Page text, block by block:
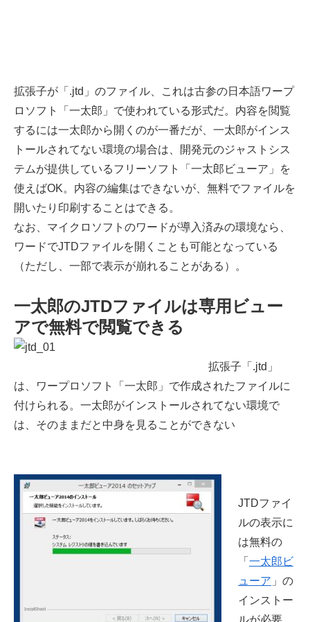
拡張子が「.jtd」のファイル、これは古参の日本語ワープ
ロソフト「一太郎」で使われている形式だ。内容を閲覧
するには一太郎から開くのが一番だが、一太郎がインス
トールされてない環境の場合は、開発元のジャストシス
テムが提供しているフリーソフト「一太郎ビューア」を
使えばOK。内容の編集はできないが、無料でファイルを
開いたり印刷することはできる。
なお、マイクロソフトのワードが導入済みの環境なら、
ワードでJTDファイルを開くことも可能となっている
（ただし、一部で表示が崩れることがある）。
一太郎のJTDファイルは専用ビュー
アで無料で閲覧できる
拡張子「.jtd」
は、ワープロソフト「一太郎」で作成されたファイルに
付けられる。一太郎がインストールされてない環境で
は、そのままだと中身を見ることができない
JTDファイ
ルの表示に
は無料の
「 一太郎ビ
ューア 」の
インストー
ルが必要